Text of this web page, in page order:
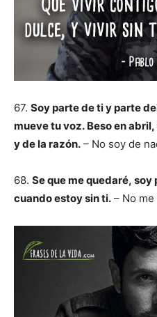
67. Soy parte de ti y parte
mueve tu voz. Beso en
y de la razón. – No soy de
68. Se que me quedaré,
cuando estoy sin ti. – No